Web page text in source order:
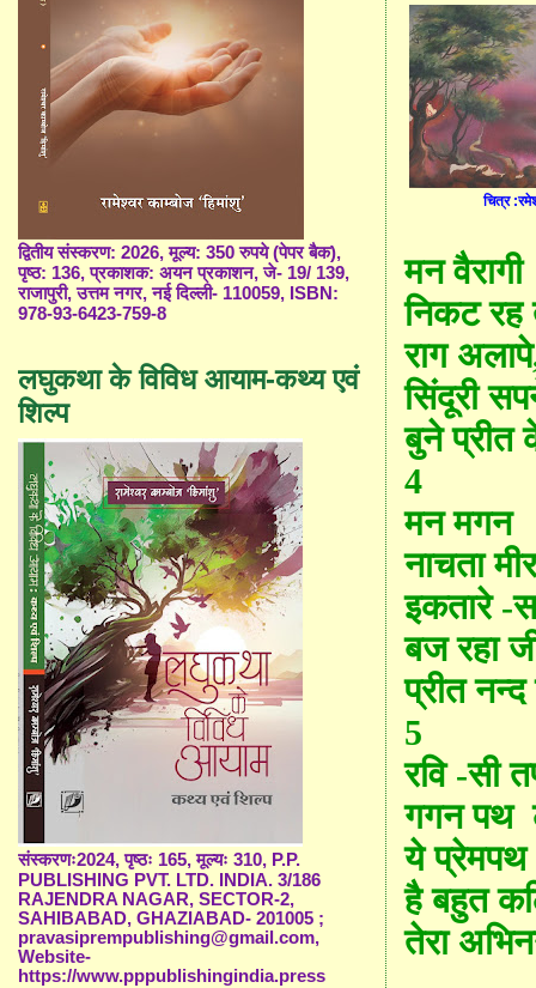
चित्र
मन वैरागी
निकट रह
राग अलापे
सिंदूरी
बुने प्रीत
4
मन मगन
नाचता
इकतारे -
बज रहा
प्रीत
5
रवि -सी
गगन पथ
ये प्रेमपथ
है बहुत
तेरा
द्वितीय संस्करण: 2026, मूल्य: 350 रुपये (पेपर बैक),
पृष्ठ: 136, प्रकाशक: अयन प्रकाशन, जे- 19/ 139,
राजापुरी, उत्तम नगर, नई दिल्ली- 110059, ISBN:
978-93-6423-759-8
लघुकथा के विविध आयाम-कथ्य एवं
शिल्प
संस्करणः2024, पृष्ठः 165, मूल्यः 310, P.P.
PUBLISHING PVT. LTD. INDIA. 3/186
RAJENDRA NAGAR, SECTOR-2,
SAHIBABAD, GHAZIABAD- 201005 ;
pravasiprempublishing@gmail.com,
Website-
https://www.pppublishingindia.press